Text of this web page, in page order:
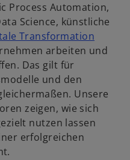
Process Automation,
Science, künstliche
Transformation
i
i
n
e
arbeiten und
Das gilt für
und den
Unsere
zeigen, wie sich
nutzen lassen
erfolgreichen